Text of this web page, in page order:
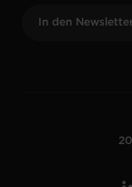
In den